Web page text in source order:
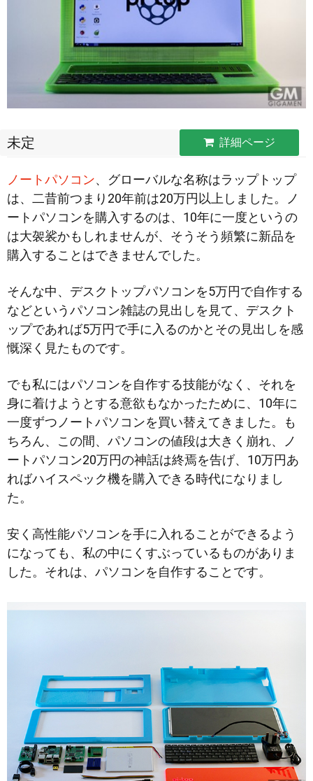
未定 詳細ページ
ノートパソコン、グローバルな名称はラップトップ
は、二昔前つまり20年前は20万円以上しました。ノ
ートパソコンを購入するのは、10年に一度というの
は大袈裟かもしれませんが、そうそう頻繁に新品を
購入することはできませんでした。
そんな中、デスクトップパソコンを5万円で自作する
などというパソコン雑誌の見出しを見て、デスクト
ップであれば5万円で手に入るのかとその見出しを感
慨深く見たものです。
でも私にはパソコンを自作する技能がなく、それを
身に着けようとする意欲もなかったために、10年に
一度ずつノートパソコンを買い替えてきました。も
ちろん、この間、パソコンの値段は大きく崩れ、ノ
ートパソコン20万円の神話は終焉を告げ、10万円あ
ればハイスペック機を購入できる時代になりまし
た。
安く高性能パソコンを手に入れることができるよう
になっても、私の中にくすぶっているものがありま
した。それは、パソコンを自作することです。